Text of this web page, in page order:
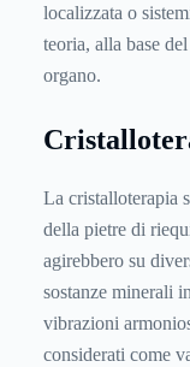
localizzata o
teoria, alla base
organo.
La cristalloterapia
della pietre di
agirebbero su
sostanze minerali
vibrazioni
considerati come